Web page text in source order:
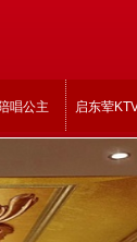
唱公主 启东荤